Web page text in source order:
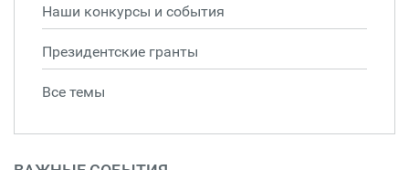
Наши конкурсы и события
Президентские гранты
Все темы